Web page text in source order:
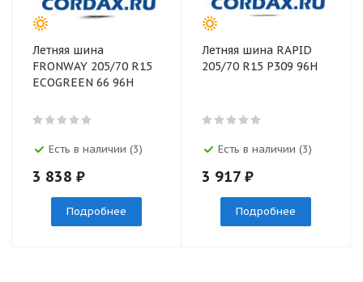
Летняя шина
FRONWAY 205/70 R15
ECOGREEN 66 96H
Есть в наличии (3)
3 838 ₽
Подробнее
Летняя шина RAPID
205/70 R15 P309 96H
Есть в наличии (3)
3 917 ₽
Подробнее